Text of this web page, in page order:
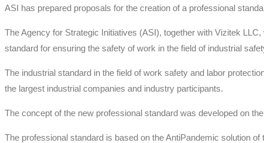
ASI has prepared proposals for the creation of a professional
The Agency for Strategic Initiatives (ASI), together with Vizitek
standard for ensuring the safety of work in the field of industrial
The industrial standard in the field of work safety and labor
the largest industrial companies and industry participants.
The concept of the new professional standard was developed on
The professional standard is based on the AntiPandemic solution